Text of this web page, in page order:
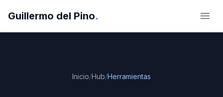
Guillermo del Pino.
Inicio/Hub/Herramientas